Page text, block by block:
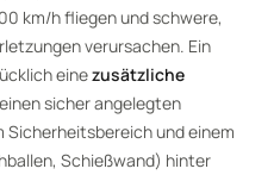
km/h fliegen und schwere,
verursachen. Ein
einezusätzliche
sicher angelegten
und einem
Schießwand) hinter